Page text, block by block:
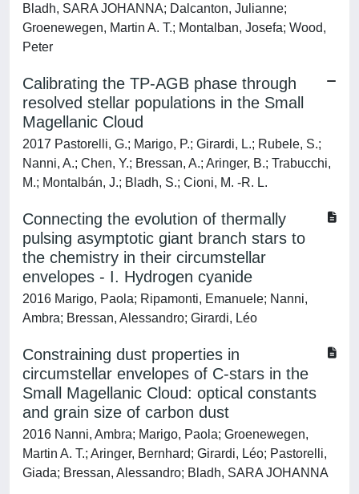
Bladh, SARA JOHANNA; Dalcanton, Julianne;
Groenewegen, Martin A. T.; Montalban, Josefa; Wood,
Peter
Calibrating the TP-AGB phase through
resolved stellar populations in the Small
Magellanic Cloud
2017 Pastorelli, G.; Marigo, P.; Girardi, L.; Rubele, S.;
Nanni, A.; Chen, Y.; Bressan, A.; Aringer, B.; Trabucchi,
M.; Montalbán, J.; Bladh, S.; Cioni, M. -R. L.
Connecting the evolution of thermally
pulsing asymptotic giant branch stars to
the chemistry in their circumstellar
envelopes - I. Hydrogen cyanide
2016 Marigo, Paola; Ripamonti, Emanuele; Nanni,
Ambra; Bressan, Alessandro; Girardi, Léo
Constraining dust properties in
circumstellar envelopes of C-stars in the
Small Magellanic Cloud: optical constants
and grain size of carbon dust
2016 Nanni, Ambra; Marigo, Paola; Groenewegen,
Martin A. T.; Aringer, Bernhard; Girardi, Léo; Pastorelli,
Giada; Bressan, Alessandro; Bladh, SARA JOHANNA